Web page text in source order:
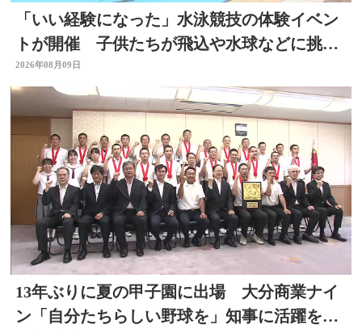
「いい経験になった」水泳競技の体験イベン
トが開催 子供たちが飛込や水球などに挑
戦 大分県別府市
2026年08月09日
13年ぶりに夏の甲子園に出場 大分商業ナイ
ン「自分たちらしい野球を」知事に活躍を誓